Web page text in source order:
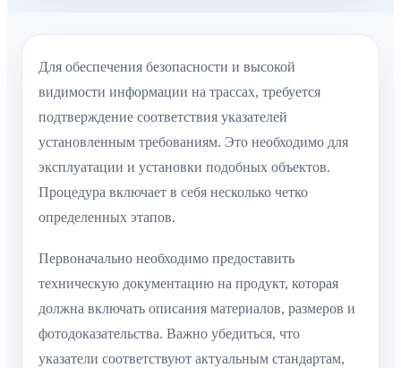
Для обеспечения безопасности и высокой
видимости информации на трассах, требуется
подтверждение соответствия указателей
установленным требованиям. Это необходимо для
эксплуатации и установки подобных объектов.
Процедура включает в себя несколько четко
определенных этапов.
Первоначально необходимо предоставить
техническую документацию на продукт, которая
должна включать описания материалов, размеров и
фотодоказательства. Важно убедиться, что
указатели соответствуют актуальным стандартам,